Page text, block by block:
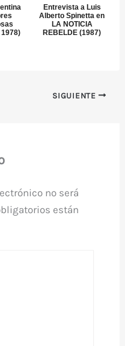
Entrevista a Luis
Alberto Spinetta en
LA NOTICIA
REBELDE (1987)
SIGUIENTE
no será
están